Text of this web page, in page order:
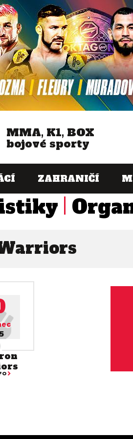
MMA, K1, BOX
bojové sporty
ZAHRANIČÍ